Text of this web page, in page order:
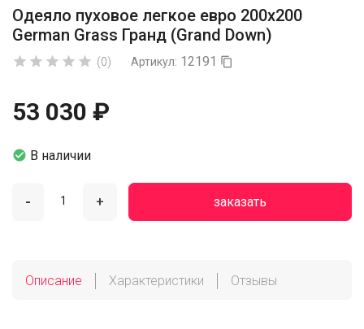
Одеяло пуховое легкое евро 200х200
German Grass Гранд (Grand Down)
     (0) Артикул: 12191 
53 030 ₽
 В наличии
- + заказать
Описание Характеристики Отзывы